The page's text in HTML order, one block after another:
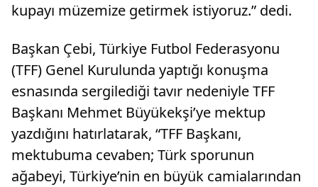
kupayı müzemize getirmek istiyoruz.” dedi.
Başkan Çebi, Türkiye Futbol Federasyonu
(TFF) Genel Kurulunda yaptığı konuşma
esnasında sergilediği tavır nedeniyle TFF
Başkanı Mehmet Büyükekşi’ye mektup
yazdığını hatırlatarak, “TFF Başkanı,
mektubuma cevaben; Türk sporunun
ağabeyi, Türkiye’nin en büyük camialarından